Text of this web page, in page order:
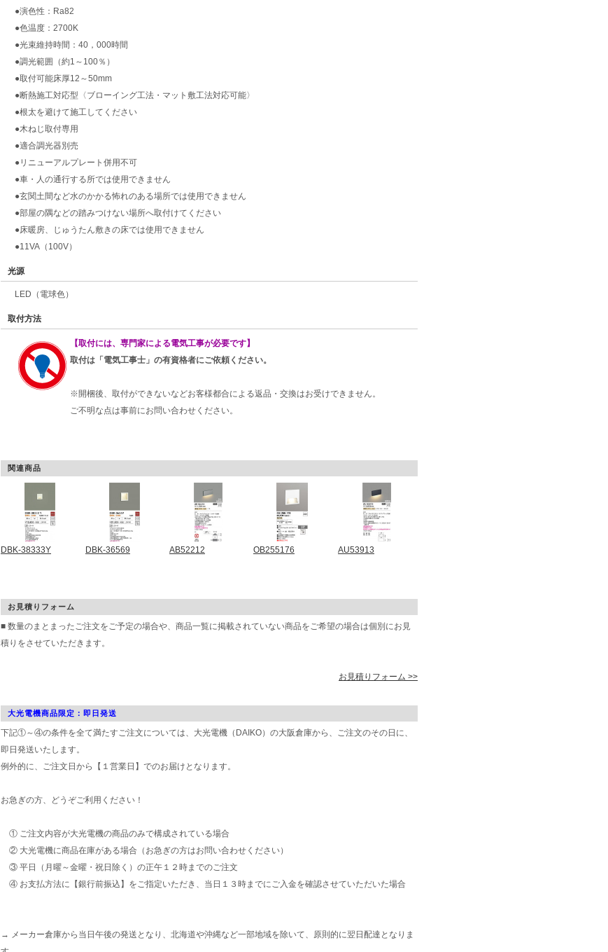
●演色性：Ra82
●色温度：2700K
●光束維持時間：40，000時間
●調光範囲（約1～100％）
●取付可能床厚12～50mm
●断熱施工対応型〈ブローイング工法・マット敷工法対応可能〉
●根太を避けて施工してください
●木ねじ取付専用
●適合調光器別売
●リニューアルプレート併用不可
●車・人の通行する所では使用できません
●玄関土間など水のかかる怖れのある場所では使用できません
●部屋の隅などの踏みつけない場所へ取付けてください
●床暖房、じゅうたん敷きの床では使用できません
●11VA（100V）
光源
LED（電球色）
取付方法
【取付には、専門家による電気工事が必要です】
取付は「電気工事士」の有資格者にご依頼ください。
※開梱後、取付ができないなどお客様都合による返品・交換はお受けできません。
ご不明な点は事前にお問い合わせください。
関連商品
DBK-38333Y DBK-36569 AB52212 OB255176 AU53913
お見積りフォーム
■ 数量のまとまったご注文をご予定の場合や、商品一覧に掲載されていない商品をご希望の場合は個別にお見
積りをさせていただきます。
お見積りフォーム >>
大光電機商品限定：即日発送
下記①～④の条件を全て満たすご注文については、大光電機（DAIKO）の大阪倉庫から、ご注文のその日に、
即日発送いたします。
例外的に、ご注文日から【１営業日】でのお届けとなります。
お急ぎの方、どうぞご利用ください！
① ご注文内容が大光電機の商品のみで構成されている場合
② 大光電機に商品在庫がある場合（お急ぎの方はお問い合わせください）
③ 平日（月曜～金曜・祝日除く）の正午１２時までのご注文
④ お支払方法に【銀行前振込】をご指定いただき、当日１３時までにご入金を確認させていただいた場合
→ メーカー倉庫から当日午後の発送となり、北海道や沖縄など一部地域を除いて、原則的に翌日配達となりま